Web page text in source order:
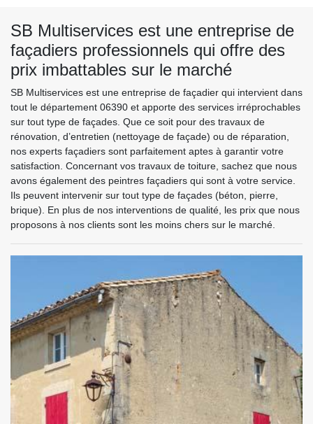
SB Multiservices est une entreprise de
façadiers professionnels qui offre des
prix imbattables sur le marché
SB Multiservices est une entreprise de façadier qui intervient dans
tout le département 06390 et apporte des services irréprochables
sur tout type de façades. Que ce soit pour des travaux de
rénovation, d’entretien (nettoyage de façade) ou de réparation,
nos experts façadiers sont parfaitement aptes à garantir votre
satisfaction. Concernant vos travaux de toiture, sachez que nous
avons également des peintres façadiers qui sont à votre service.
Ils peuvent intervenir sur tout type de façades (béton, pierre,
brique). En plus de nos interventions de qualité, les prix que nous
proposons à nos clients sont les moins chers sur le marché.